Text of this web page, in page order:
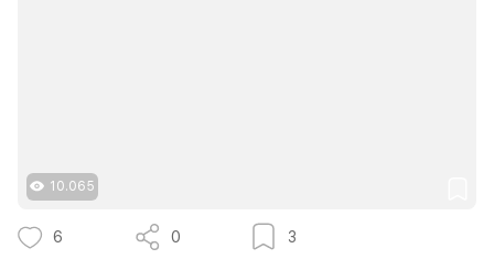
10.065
6 0 3